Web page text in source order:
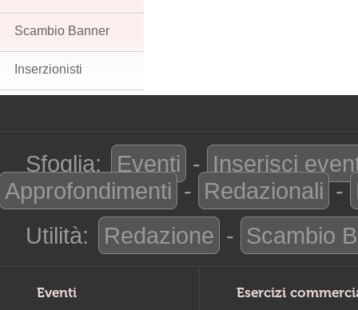
Scambio Banner
Inserzionisti
Sfoglia: Eventi - Inserisci
Approfondimenti - Redazionali -
Utilità:
Redazione - Scambio
Eventi Esercizi